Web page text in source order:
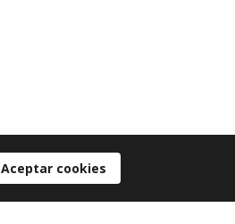
Aceptar cookies